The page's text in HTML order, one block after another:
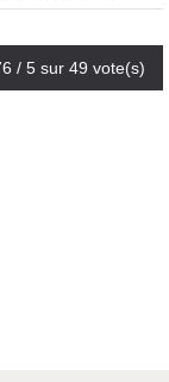
/ 5 sur 49 vote(s)